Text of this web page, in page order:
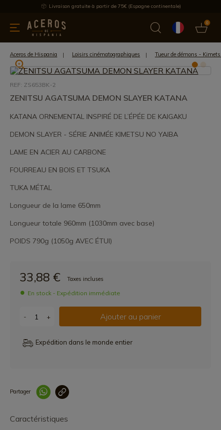
Livraison gratuite à partir de 75€ (Espagne continentale)
0
de cuisine Offre Dernières nouvelles Meilleures ventes
Aceros de Hispania Loisirs cinématographiques Tueur de démons -
REF: ZS653BK-2
ZENITSU AGATSUMA DEMON SLAYER KATANA
KATANA ORNEMENTAL INSPIRÉ DE L’ÉPÉE DE KAIGAKU
DEMON SLAYER - SÉRIE ANIMÉE KIMETSU NO YAIBA
LAME EN ACIER AU CARBONE
FOURREAU EN BOIS ET TSUKA
TUKA MÉTAL
Longueur de la lame 650mm
Longueur totale 960mm (1030mm avec base)
POIDS 790g (1050g AVEC ÉTUI)
33,88 € Taxes incluses
En stock - Expédition immédiate
- + Ajouter au panier
Expédition dans le monde entier
Partager
Caractéristiques